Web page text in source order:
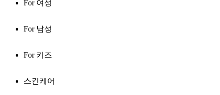
For 여성
For 남성
For 키즈
스킨케어